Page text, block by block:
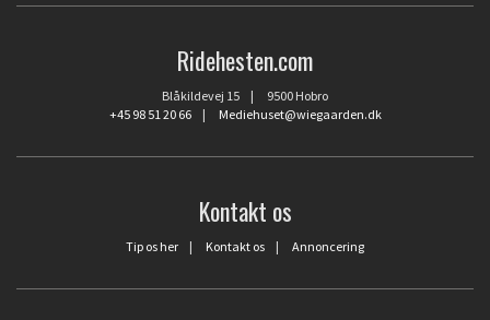
Ridehesten.com
Blåkildevej 15 | 9500 Hobro
+45 98 51 20 66| Mediehuset@wiegaarden.dk
Kontakt os
Tip os her | Kontakt os | Annoncering